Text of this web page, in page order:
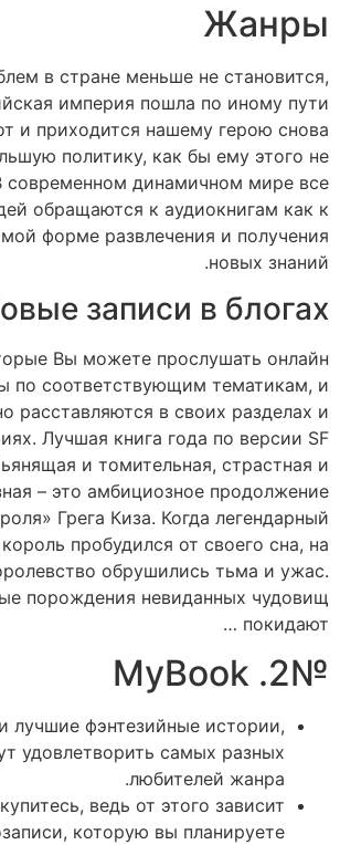
Жанры
в стране меньше не становится,
империя пошла по иному пути
и приходится нашему герою снова
политику, как бы ему этого не
современном динамичном мире все
обращаются к аудиокнигам как к
форме развлечения и получения
новых знаний.
записи в блогах
Вы можете прослушать онлайн
по соответствующим тематикам, и
расставляются в своих разделах и
Лучшая книга года по версии SF
и томительная, страстная и
– это амбициозное продолжение
Грега Киза. Когда легендарный
пробудился от своего сна, на
обрушились тьма и ужас.
порождения невиданных чудовищ
покидают …
№2. MyBook
лучшие фэнтезийные истории,
удовлетворить самых разных
любителей жанра.
ведь от этого зависит
которую вы планируете